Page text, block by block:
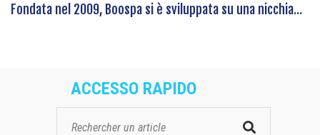
Fondata nel 2009, Boospa si è sviluppata su una nicchia...
ACCESSO RAPIDO